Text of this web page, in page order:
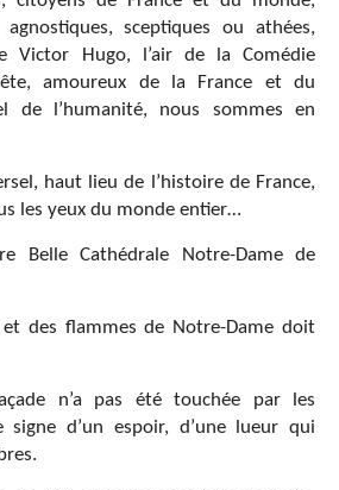
sceptiques ou athées,
Victor Hugo, l’air de la Comédie
amoureux de la France et du
de l’humanité, nous sommes en
haut lieu de l’histoire de France,
les yeux du monde entier…
Belle Cathédrale Notre-Dame de
des flammes de Notre-Dame doit
n’a pas été touchée par les
signe d’un espoir, d’une lueur qui